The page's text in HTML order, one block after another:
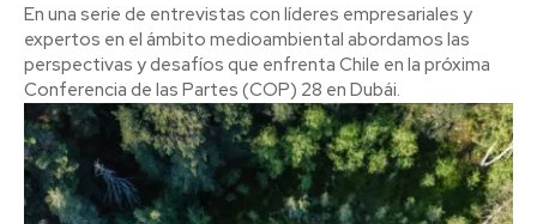
En una serie de entrevistas con líderes empresariales y
expertos en el ámbito medioambiental abordamos las
perspectivas y desafíos que enfrenta Chile en la próxima
Conferencia de las Partes (COP) 28 en Dubái.